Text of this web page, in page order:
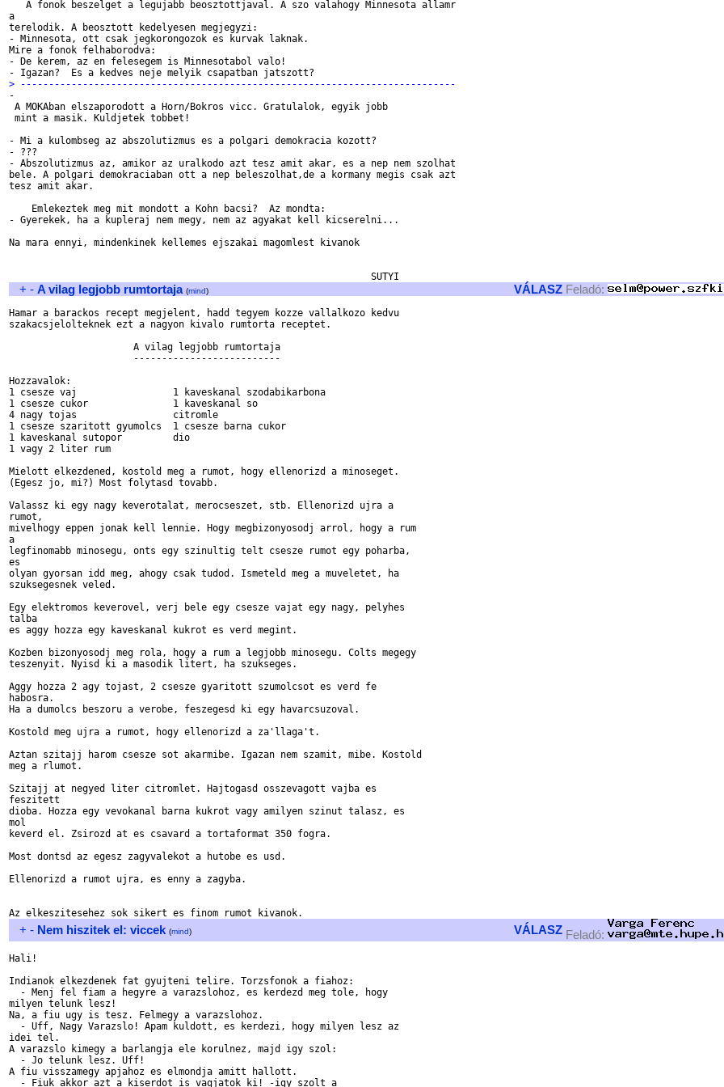
   A fonok beszelget a legujabb beosztottjaval. A szo valahogy Minnesota allamr
a
terelodik. A beosztott kedelyesen megjegyzi:
- Minnesota, ott csak jegkorongozok es kurvak laknak.
Mire a fonok felhaborodva:
- De kerem, az en felesegem is Minnesotabol valo!
> -----------------------------------------------------------------------------
-
A MOKAban elszaporodott a Horn/Bokros vicc. Gratulalok, egyik jobb
mint a masik. Kuldjetek tobbet!
- Mi a kulombseg az abszolutizmus es a polgari demokracia kozott?
- ???
- Abszolutizmus az, amikor az uralkodo azt tesz amit akar, es a nep nem szolhat
bele. A polgari demokraciaban ott a nep beleszolhat,de a kormany megis csak azt
tesz amit akar.
    Emlekeztek meg mit mondott a Kohn bacsi?  Az mondta:
- Gyerekek, ha a kupleraj nem megy, nem az agyakat kell kicserelni...
Na mara ennyi, mindenkinek kellemes ejszakai magomlest kivanok
+ - A vilag legjobb rumtortaja (mind) VÁLASZ Feladó:
Hamar a barackos recept megjelent, hadd tegyem kozze vallalkozo kedvu
szakacsjelolteknek ezt a nagyon kivalo rumtorta receptet.
                      A vilag legjobb rumtortaja
                      --------------------------
Hozzavalok:
1 csesze vaj                 1 kaveskanal szodabikarbona
1 csesze cukor               1 kaveskanal so
4 nagy tojas                 citromle
1 csesze szaritott gyumolcs  1 csesze barna cukor
1 kaveskanal sutopor         dio
1 vagy 2 liter rum
Mielott elkezdened, kostold meg a rumot, hogy ellenorizd a minoseget.
(Egesz jo, mi?) Most folytasd tovabb.
Valassz ki egy nagy keverotalat, merocseszet, stb. Ellenorizd ujra a
rumot,
mivelhogy eppen jonak kell lennie. Hogy megbizonyosodj arrol, hogy a rum
a
legfinomabb minosegu, onts egy szinultig telt csesze rumot egy poharba,
es
olyan gyorsan idd meg, ahogy csak tudod. Ismeteld meg a muveletet, ha
szuksegesnek veled.
Egy elektromos keverovel, verj bele egy csesze vajat egy nagy, pelyhes
talba
es aggy hozza egy kaveskanal kukrot es verd megint.
Kozben bizonyosodj meg rola, hogy a rum a legjobb minosegu. Colts megegy
teszenyit. Nyisd ki a masodik litert, ha szukseges.
Aggy hozza 2 agy tojast, 2 csesze gyaritott szumolcsot es verd fe
habosra.
Ha a dumolcs beszoru a verobe, feszegesd ki egy havarcsuzoval.
Kostold meg ujra a rumot, hogy ellenorizd a za'llaga't.
Aztan szitajj harom csesze sot akarmibe. Igazan nem szamit, mibe. Kostold
meg a rlumot.
Szitajj at negyed liter citromlet. Hajtogasd osszevagott vajba es
feszitett
dioba. Hozza egy vevokanal barna kukrot vagy amilyen szinut talasz, es
mol
keverd el. Zsirozd at es csavard a tortaformat 350 fogra.
Most dontsd az egesz zagyvalekot a hutobe es usd.
Ellenorizd a rumot ujra, es enny a zagyba.
+ - Nem hiszitek el: viccek (mind) VÁLASZ Feladó:
Hali!
Indianok elkezdenek fat gyujteni telire. Torzsfonok a fiahoz:
  - Menj fel fiam a hegyre a varazslohoz, es kerdezd meg tole, hogy
milyen telunk lesz!
Na, a fiu ugy is tesz. Felmegy a varazslohoz.
  - Uff, Nagy Varazslo! Apam kuldott, es kerdezi, hogy milyen lesz az
idei tel.
A varazslo kimegy a barlangja ele korulnez, majd igy szol:
  - Jo telunk lesz. Uff!
A fiu visszamegy apjahoz es elmondja amitt hallott.
  - Fiuk akkor azt a kiserdot is vagjatok ki! -igy szolt a